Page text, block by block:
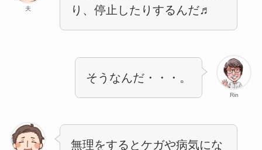
夫
り、停止したりするんだ♬
Rin
そうなんだ・・・。
無理をするとケガや病気にな